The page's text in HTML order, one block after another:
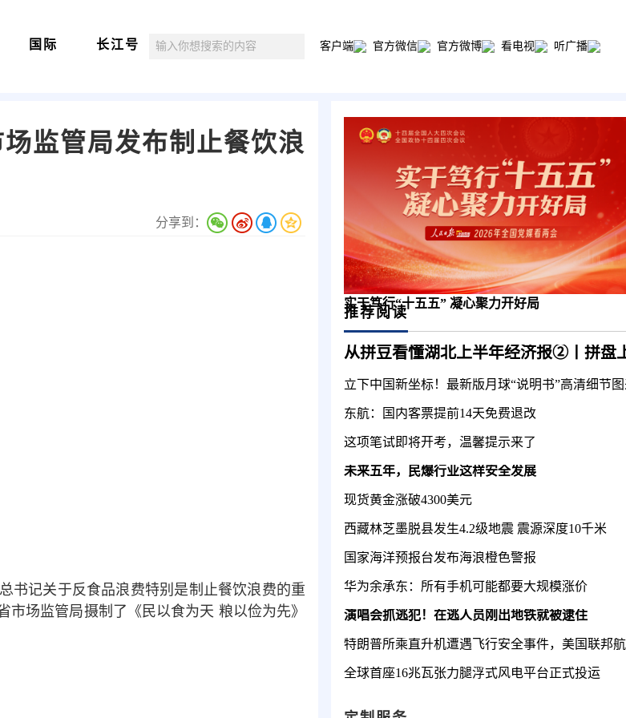
国际 长江号 客户端 官方微信 官方微博 看电视 听广播
监管局发布制止餐饮浪
分享到：
书记关于反食品浪费特别是制止餐饮浪费的重
场监管局摄制了《民以食为天 粮以俭为先》
实干笃行“十五五” 凝心聚力开好局
推荐阅读
立下中国新坐标！最新版月球“说明书”高清细节
东航：国内客票提前14天免费退改
这项笔试即将开考，温馨提示来了
未来五年，民爆行业这样安全发展
现货黄金涨破4300美元
西藏林芝墨脱县发生4.2级地震 震源深度10千米
国家海洋预报台发布海浪橙色警报
华为余承东：所有手机可能都要大规模涨价
演唱会抓逃犯！在逃人员刚出地铁就被逮住
全球首座16兆瓦张力腿浮式风电平台正式投运